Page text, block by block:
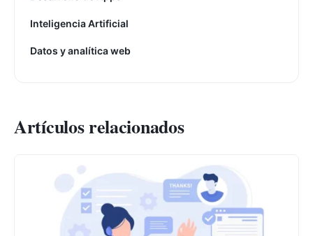
Inteligencia Artificial
Datos y analítica web
Artículos relacionados